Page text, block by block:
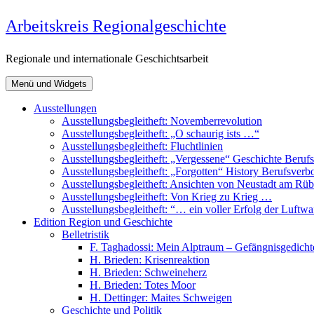
Zum
Inhalt
Arbeitskreis Regionalgeschichte
Regionale und internationale Geschichtsarbeit
Menü und Widgets
Ausstellungen
Ausstellungsbegleitheft: Novemberrevolution
Ausstellungsbegleitheft: „O schaurig ists …“
Ausstellungsbegleitheft: Fluchtlinien
Ausstellungsbegleitheft: „Vergessene“ Geschichte
Ausstellungsbegleitheft: „Forgotten“ History
Ausstellungsbegleitheft: Ansichten von Neustadt am
Ausstellungsbegleitheft: Von Krieg zu Krieg …
Ausstellungsbegleitheft: “… ein voller Erfolg der
Edition Region und Geschichte
Belletristik
F. Taghadossi: Mein Alptraum –
H. Brieden: Krisenreaktion
H. Brieden: Schweineherz
H. Brieden: Totes Moor
H. Dettinger: Maites Schweigen
Geschichte und Politik